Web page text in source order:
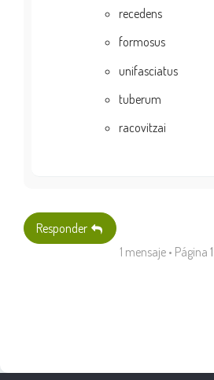
recedens
formosus
unifasciatus
tuberum
racovitzai
Responder
1 mensaje • Página 1